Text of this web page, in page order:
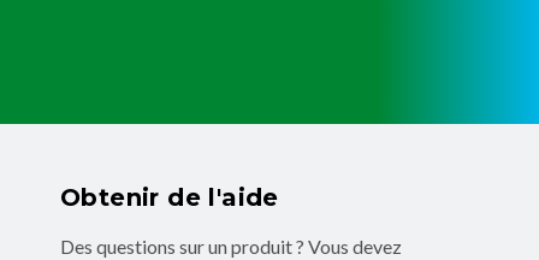
Obtenir de l'aide
Des questions sur un produit ? Vous devez